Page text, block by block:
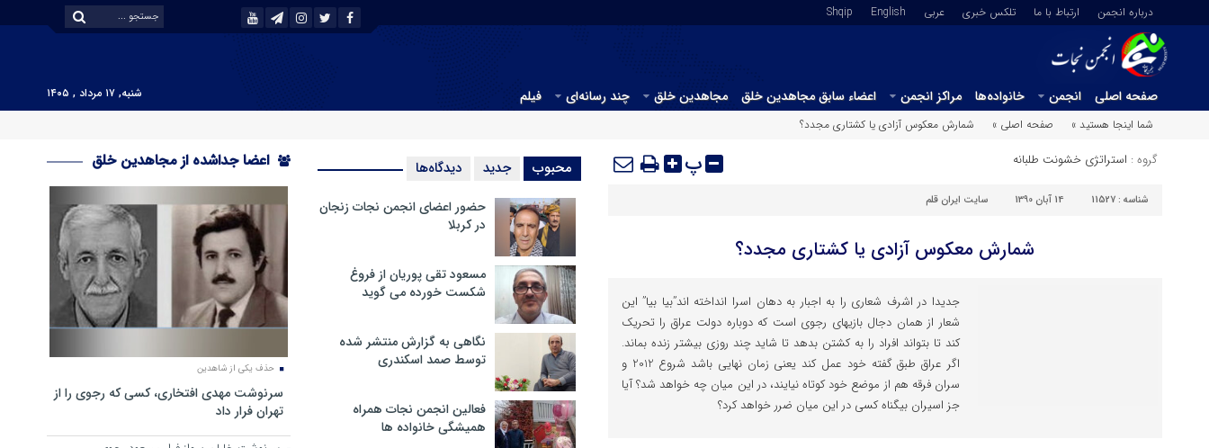
درباره انجمن ارتباط با ما تلکس خبری عربي English
Shqip
صفحه اصلی انجمن خانواده‌ها مراکز انجمن اعضاء سابق مجاهدین خلق مجاهدین خلق چند رسانه‌ای فیلم
شنبه, ۱۷ مرداد , ۱۴۰۵
شما اینجا هستید »
صفحه اصلی » شمارش معکوس آزادی یا کشتاری مجدد؟
گروه : استراتژی خشونت طلبانه پ
شناسه : 11527 14 آبان 1390 سایت ایران قلم
شمارش معکوس آزادی یا کشتاری مجدد؟
جدیدا در اشرف شعاری را به اجبار به دهان اسرا انداخته اند”بیا بیا” این
شعار از همان دجال بازیهای رجوی است که دوباره دولت عراق را تحریک
کند تا بتواند افراد را به کشتن بدهد تا شاید چند روزی بیشتر زنده بماند.
اگر عراق طبق گفته خود عمل کند یعنی زمان نهایی باشد شروع 2012 و
سران فرقه هم از موضع خود کوتاه نیایند، در این میان چه خواهد شد؟ آیا
جز اسیران بیگناه کسی در این میان ضرر خواهد کرد؟
محبوب جدید دیدگاه‌ها
حضور اعضای انجمن نجات زنجان
در کربلا
مسعود تقی پوریان از فروغ
شکست خورده می گوید
نگاهی به گزارش منتشر شده
توسط صمد اسکندری
فعالین انجمن نجات همراه
همیشگی خانواده ها
اعضا جداشده از مجاهدین خلق
حذف یکی از شاهدین
سرنوشت مهدی افتخاری، کسی که رجوی را از
تهران فرار داد